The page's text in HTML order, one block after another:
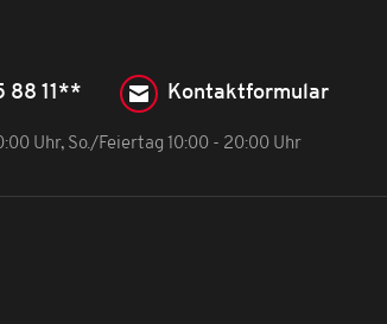
88 11** Kontaktformular
Uhr, So./Feiertag 10:00 - 20:00 Uhr